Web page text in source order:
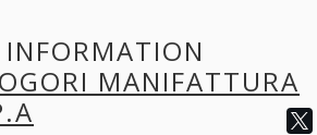
MANIFATTURA